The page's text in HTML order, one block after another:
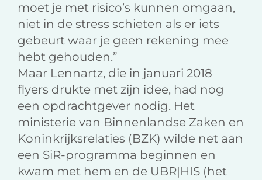
moet je met risico’s kunnen omgaan,
niet in de stress schieten als er iets
gebeurt waar je geen rekening mee
hebt gehouden.”
Maar Lennartz, die in januari 2018
flyers drukte met zijn idee, had nog
een opdrachtgever nodig. Het
ministerie van Binnenlandse Zaken en
Koninkrijksrelaties (BZK) wilde net aan
een SiR-programma beginnen en
kwam met hem en de UBR|HIS (het